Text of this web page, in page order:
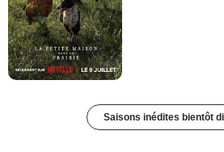
Saisons inédites bientôt